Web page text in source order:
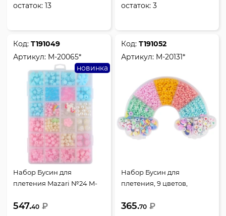
остаток:13 остаток:3
Код:Т191049
Артикул: M-20065*
новинка
Набор Бусин для
плетения Mazari №24 M-
547.40 ₽
Код:Т191052
Артикул: M-20131*
Набор Бусин для
плетения, 9 цветов,
Mazari, M-20131*
365.70 ₽